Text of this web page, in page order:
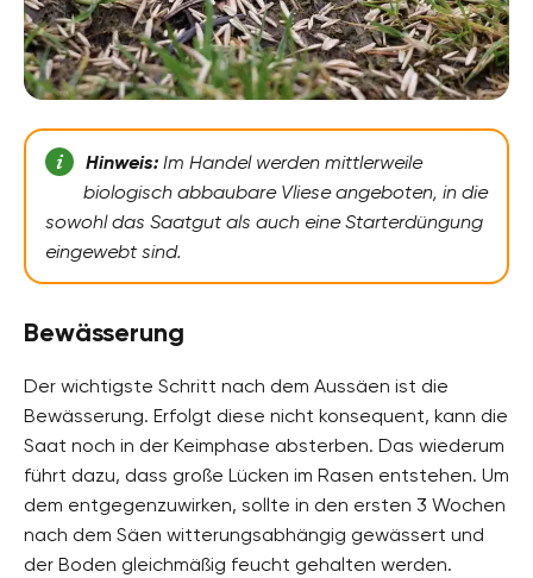
Hinweis: Im Handel werden mittlerweile
biologisch abbaubare Vliese angeboten, in die
sowohl das Saatgut als auch eine Starterdüngung
eingewebt sind.
Bewässerung
Der wichtigste Schritt nach dem Aussäen ist die
Bewässerung. Erfolgt diese nicht konsequent, kann die
Saat noch in der Keimphase absterben. Das wiederum
führt dazu, dass große Lücken im Rasen entstehen. Um
dem entgegenzuwirken, sollte in den ersten 3 Wochen
nach dem Säen witterungsabhängig gewässert und
der Boden gleichmäßig feucht gehalten werden.